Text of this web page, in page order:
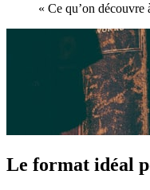
« Ce qu’on découvre
Le format idéal